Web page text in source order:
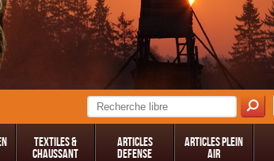
TEXTILES &
CHAUSSANT
Articles
Defense
Articles Plein
Air